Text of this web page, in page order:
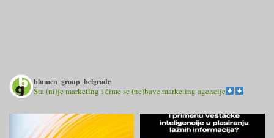
blumen_group_belgrade
Šta (ni)je marketing i čime se (ne)bave marketing agencije